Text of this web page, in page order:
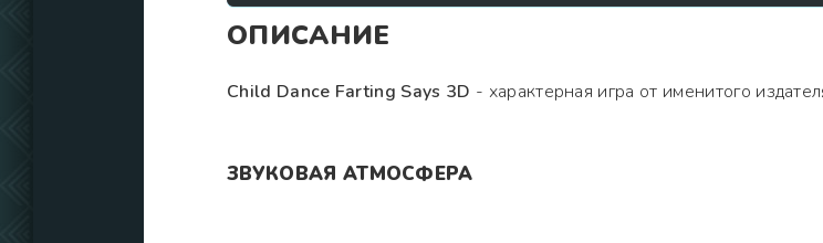
ОПИСАНИЕ
Child Dance Farting Says 3D - характерная игра от именитого
ЗВУКОВАЯ АТМОСФЕРА